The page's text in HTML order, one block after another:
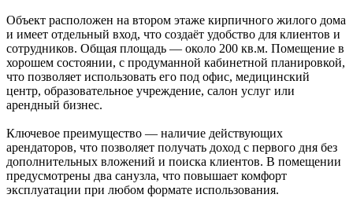
Объект расположен на втором этаже кирпичного жилого дома
и имеет отдельный вход, что создаёт удобство для клиентов и
сотрудников. Общая площадь — около 200 кв.м. Помещение в
хорошем состоянии, с продуманной кабинетной планировкой,
что позволяет использовать его под офис, медицинский
центр, образовательное учреждение, салон услуг или
арендный бизнес.
Ключевое преимущество — наличие действующих
арендаторов, что позволяет получать доход с первого дня без
дополнительных вложений и поиска клиентов. В помещении
предусмотрены два санузла, что повышает комфорт
эксплуатации при любом формате использования.